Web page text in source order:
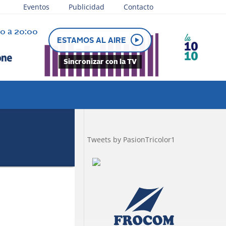
Eventos Publicidad Contacto
a 20:00
ESTAMOS AL AIRE
Sincronizar con la TV
Tweets by PasionTricolor1